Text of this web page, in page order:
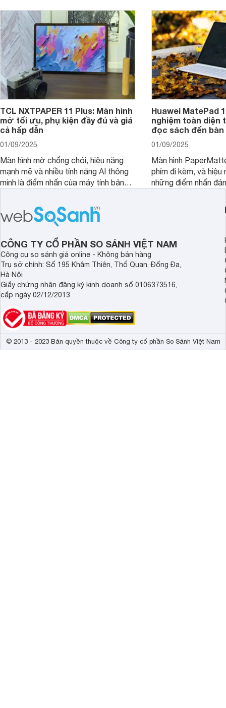
đến trải nghiệm người dùng liền mạch
và mượt mà hơn.
để lại một điểm trừ
TCL NXTPAPER 11 Plus: Màn hình
mờ tối ưu, phụ kiện đầy đủ và giá
cả hấp dẫn
01/09/2025
Màn hình mờ chống chói, hiệu năng
mạnh mẽ và nhiều tính năng AI thông
minh là điểm nhấn của máy tính bảng
đáng chú ý trong phân khúc tầm
trung.
Huawei MatePad
nghiệm toàn diện
đọc sách đến
01/09/2025
Màn hình
phím đi kèm, và hiệu
những điểm nhấn
máy tính bảng
đọc sách và làm
CÔNG TY CỔ PHẦN SO SÁNH VIỆT NAM
Công cụ so sánh giá online - Không bán hàng
Trụ sở chính: Số 195 Khâm Thiên, Thổ Quan, Đống Đa,
Hà Nội
Giấy chứng nhận đăng ký kinh doanh số 0106373516,
cấp ngày 02/12/2013
© 2013 - 2023 Bản quyền thuộc về Công ty cổ phần So Sánh Việt Nam